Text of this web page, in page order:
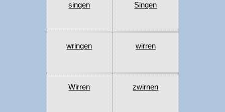
singen Singen
wringen wirren
Wirren zwirnen